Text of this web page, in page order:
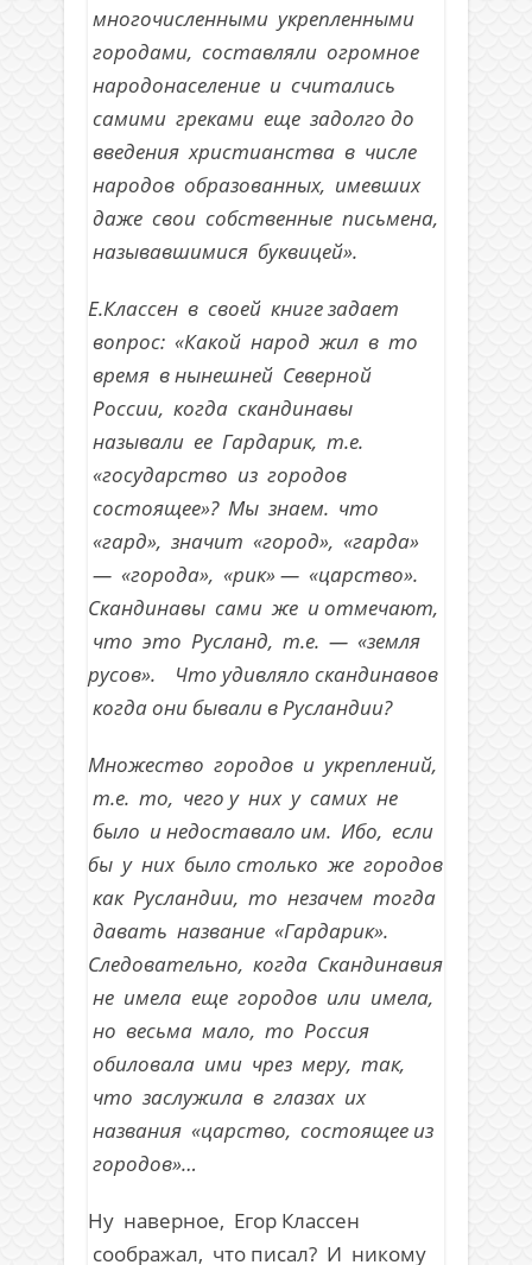
многочисленными укрепленными
городами, составляли огромное
народонаселение и считались
самими греками еще задолго до
введения христианства в числе
народов образованных, имевших
даже свои собственные письмена,
называвшимися буквицей».
Е.Классен в своей книге задает
вопрос: «Какой народ жил в то
время в нынешней Северной
России, когда скандинавы
называли ее Гардарик, т.е.
«государство из городов
состоящее»? Мы знаем. что
«гард», значит «город», «гарда»
— «города», «рик» — «царство».
Скандинавы сами же и отмечают,
что это Русланд, т.е. — «земля
русов». Что удивляло скандинавов
когда они бывали в Русландии?
Множество городов и укреплений,
т.е. то, чего у них у самих не
было и недоставало им. Ибо, если
бы у них было столько же городов
как Русландии, то незачем тогда
давать название «Гардарик».
Следовательно, когда Скандинавия
не имела еще городов или имела,
но весьма мало, то Россия
обиловала ими чрез меру, так,
что заслужила в глазах их
названия «царство, состоящее из
городов»…
Ну наверное, Егор Классен
соображал, что писал? И никому